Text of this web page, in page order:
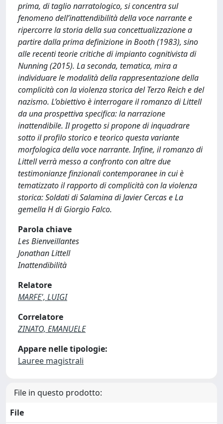
prima, di taglio narratologico, si concentra sul
fenomeno dell’inattendibilità della voce narrante e
ripercorre la storia della sua concettualizzazione a
partire dalla prima definizione in Booth (1983), sino
alle recenti teorie critiche di impianto cognitivista di
Nunning (2015). La seconda, tematica, mira a
individuare le modalità della rappresentazione della
complicità con la violenza storica del Terzo Reich e del
nazismo. L’obiettivo è interrogare il romanzo di Littell
da una prospettiva specifica: la narrazione
inattendibile. Il progetto si propone di inquadrare
sotto il profilo storico e teorico questa variante
morfologica della voce narrante. Infine, il romanzo di
Littell verrà messo a confronto con altre due
testimonianze finzionali contemporanee in cui è
tematizzato il rapporto di complicità con la violenza
storica: Soldati di Salamina di Javier Cercas e La
gemella H di Giorgio Falco.
Parola chiave
Les Bienveillantes
Jonathan Littell
Inattendibilità
Relatore
MARFE', LUIGI
Correlatore
ZINATO, EMANUELE
Appare nelle tipologie:
Lauree magistrali
File in questo prodotto:
File